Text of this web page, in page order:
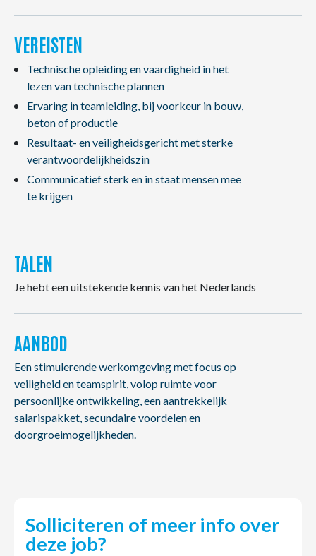
VEREISTEN
Technische opleiding en vaardigheid in het
lezen van technische plannen
Ervaring in teamleiding, bij voorkeur in bouw,
beton of productie
Resultaat- en veiligheidsgericht met sterke
verantwoordelijkheidszin
Communicatief sterk en in staat mensen mee
te krijgen
TALEN
Je hebt een uitstekende kennis van het Nederlands
AANBOD
Een stimulerende werkomgeving met focus op
veiligheid en teamspirit, volop ruimte voor
persoonlijke ontwikkeling, een aantrekkelijk
salarispakket, secundaire voordelen en
doorgroeimogelijkheden.
Solliciteren of meer info over
deze job?